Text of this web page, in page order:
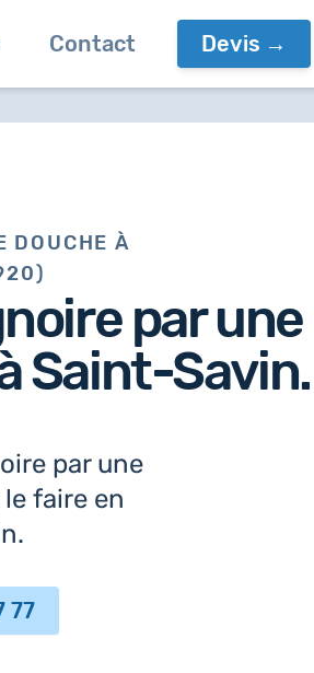
Contact Devis
DOUCHE À
parune
Saint-Savin.
par une
faire en
77